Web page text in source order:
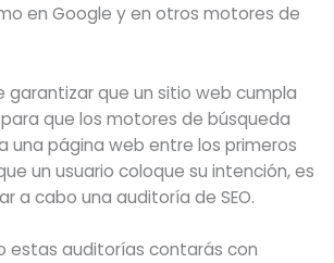
en Google y en otros motores de
garantizar que un sitio web cumpla
que los motores de búsqueda
una página web entre los primeros
un usuario coloque su intención, es
a cabo una auditoría de SEO.
estas auditorías contarás con